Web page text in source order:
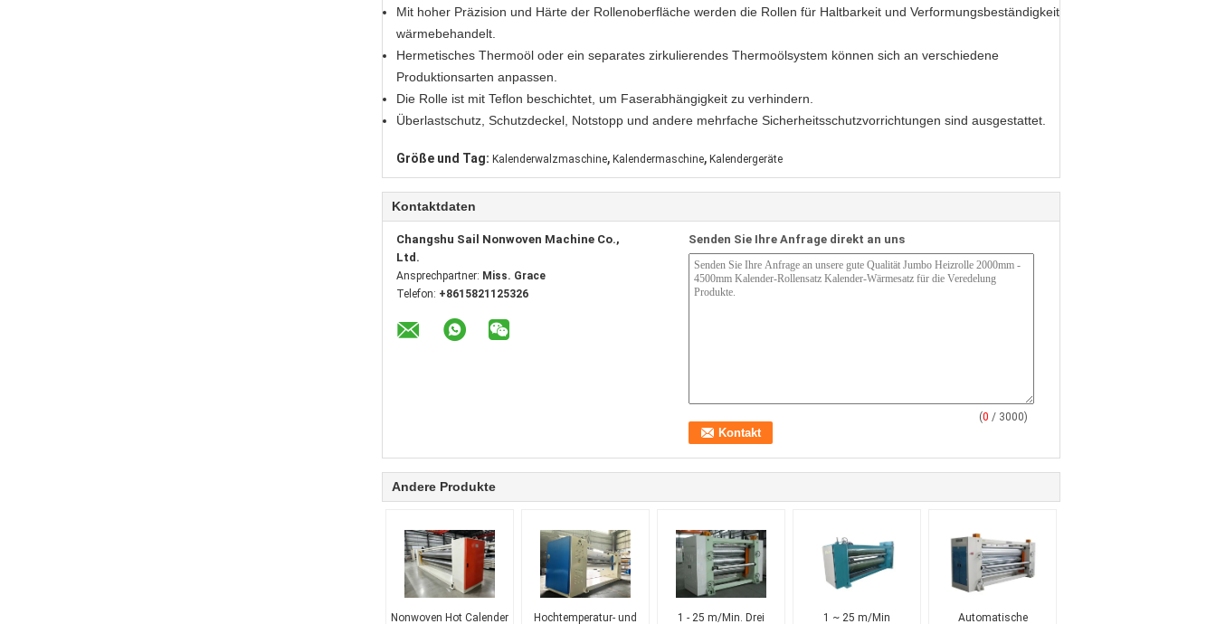
Mit hoher Präzision und Härte der Rollenoberfläche werden die Rollen für Haltbarkeit und Verformungsbeständigkeit
wärmebehandelt.
Hermetisches Thermoöl oder ein separates zirkulierendes Thermoölsystem können sich an verschiedene
Produktionsarten anpassen.
Die Rolle ist mit Teflon beschichtet, um Faserabhängigkeit zu verhindern.
Überlastschutz, Schutzdeckel, Notstopp und andere mehrfache Sicherheitsschutzvorrichtungen sind ausgestattet.
Größe und Tag: Kalenderwalzmaschine, Kalendermaschine, Kalendergeräte
Kontaktdaten
Changshu Sail Nonwoven Machine Co.,
Ltd.
Ansprechpartner: Miss. Grace
Telefon: +8615821125326
Senden Sie Ihre Anfrage direkt an uns
(0 / 3000)
Andere Produkte
Nonwoven Hot Calender Hochtemperatur- und 1 - 25 m/Min. Drei 1 ~ 25 m/Min Automatische